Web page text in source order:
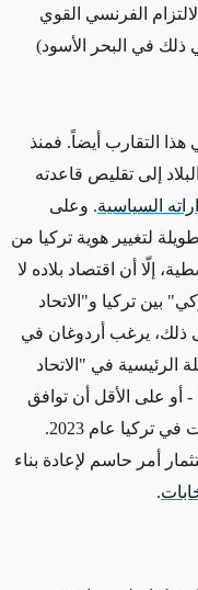
الفرنسي القوي
ذلك في البحر الأسود)
هذا التقارب أيضاً. فمنذ
البلاد إلى تقليص قاعدته
السياسية. وعلى
لتغيير هوية تركيا من
إلّا أن اقتصاد بلاده لا
بين تركيا و"الاتحاد
ذلك، يرغب أردوغان في
الرئيسية في "الاتحاد
- أو على الأقل أن توافق
على تدابير مستقبلية - قبل دورة الانتخابات في تركيا عام 2023.
أمر حاسم لإعادة بناء
.